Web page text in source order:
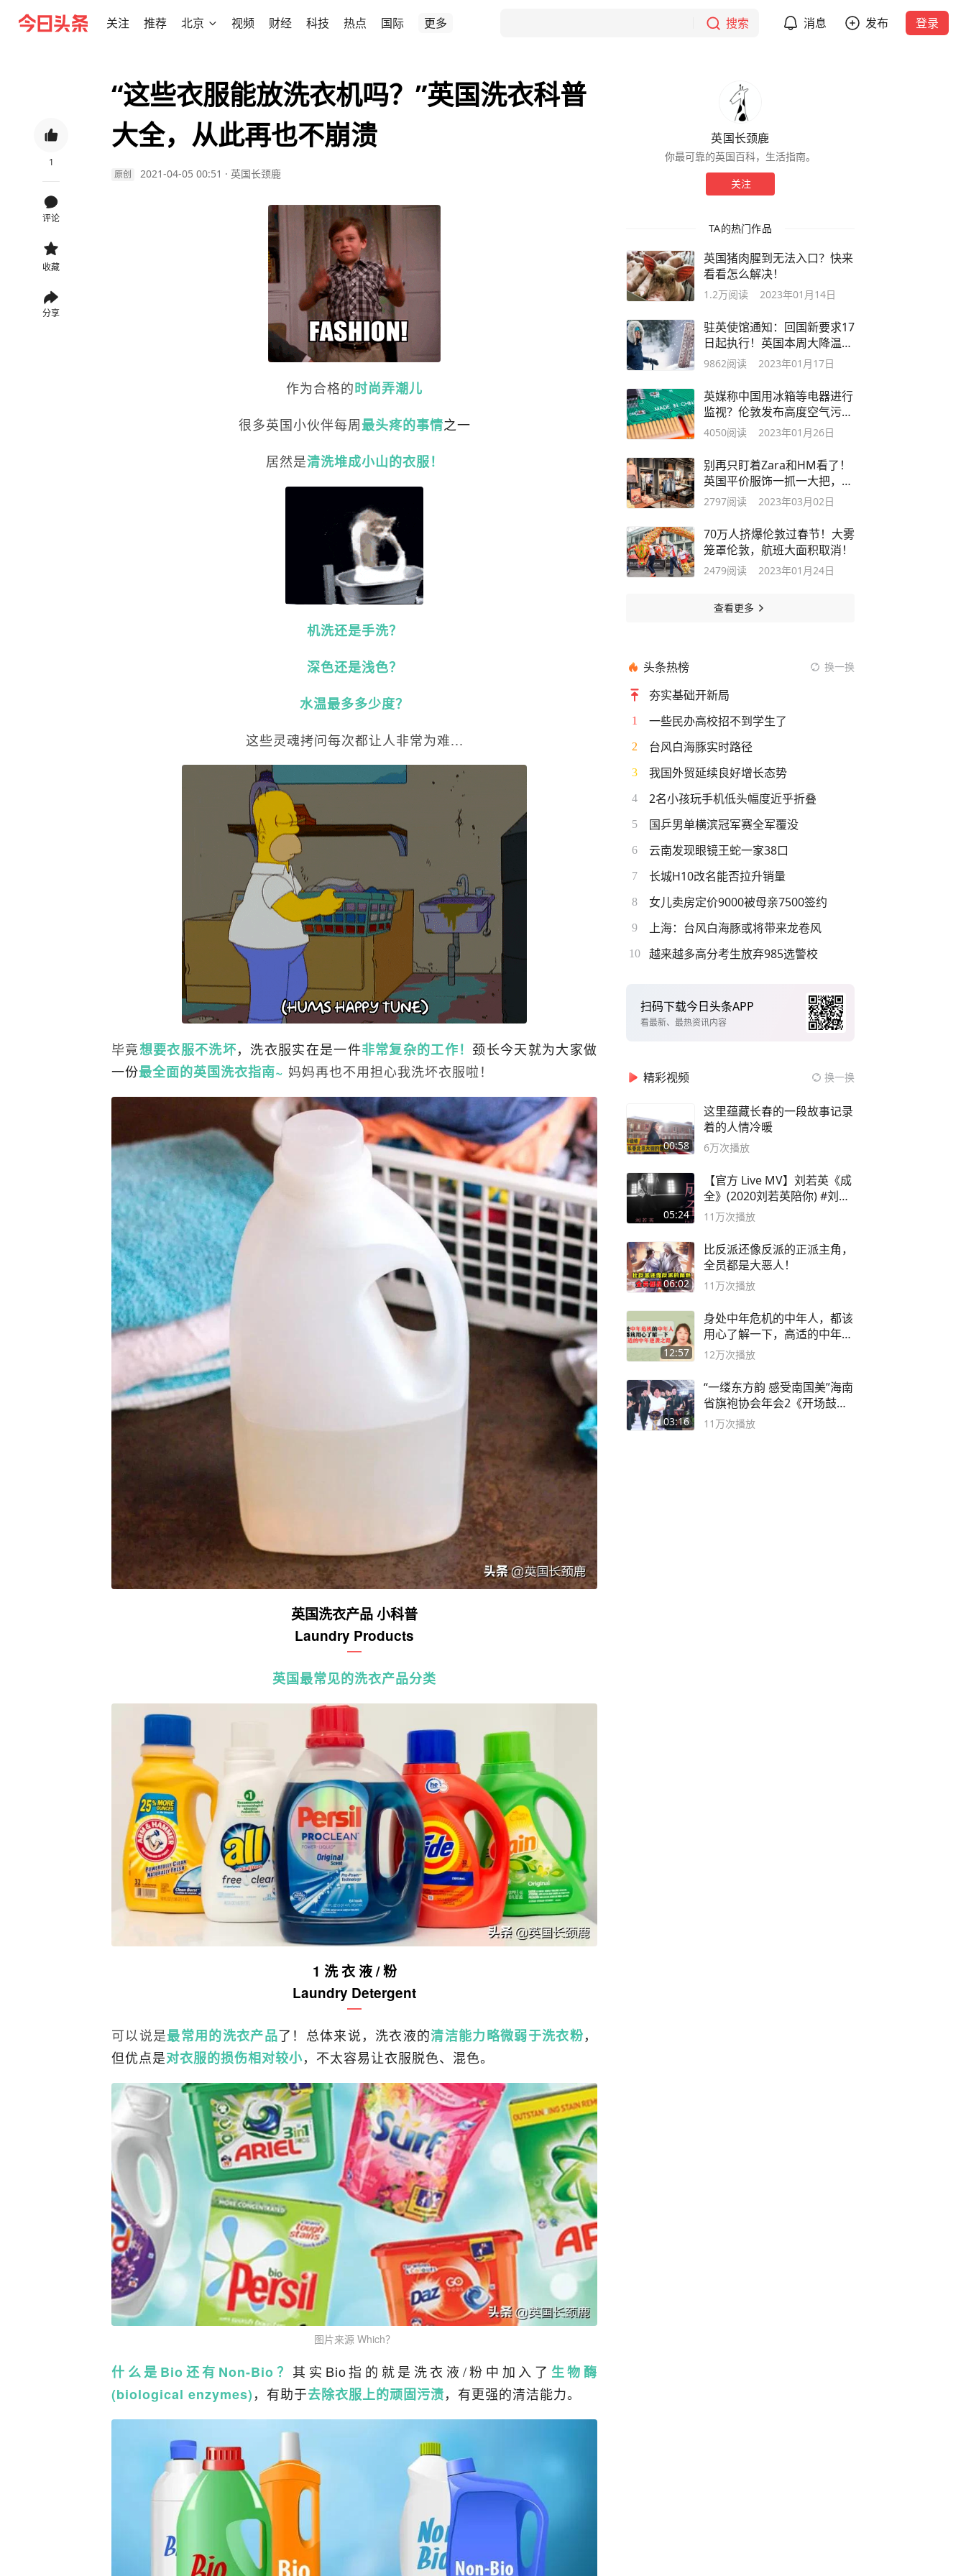
关注 推荐 北京 视频 财经 科技 热点 国际 更多 搜索 消息 发布 登录
1
评论
收藏
分享
“这些衣服能放洗衣机吗？”英国洗衣科普
大全，从此再也不崩溃
原创 2021-04-05 00:51 · 英国长颈鹿
作为合格的时尚弄潮儿
很多英国小伙伴每周最头疼的事情之一
居然是清洗堆成小山的衣服！
机洗还是手洗？
深色还是浅色？
水温最多多少度？
这些灵魂拷问每次都让人非常为难...
毕竟想要衣服不洗坏，洗衣服实在是一件非常复杂的工作！ 颈长今天就为大家做
一份最全面的英国洗衣指南~ 妈妈再也不用担心我洗坏衣服啦！
英国洗衣产品 小科普
Laundry Products
英国最常见的洗衣产品分类
1 洗 衣 液 / 粉
Laundry Detergent
可以说是最常用的洗衣产品了！总体来说，洗衣液的清洁能力略微弱于洗衣粉，
但优点是对衣服的损伤相对较小，不太容易让衣服脱色、混色。
图片来源 Which？
什么是Bio还有Non-Bio？ 其实Bio指的就是洗衣液/粉中加入了 生物酶
(biological enzymes)，有助于去除衣服上的顽固污渍，有更强的清洁能力。
英国长颈鹿
你最可靠的英国百科，生活指南。
关注
TA的热门作品
英国猪肉腥到无法入口？快来
看看怎么解决！
1.2万阅读 2023年01月14日
驻英使馆通知：回国新要求17
日起执行！英国本周大降温至
零下10度
9862阅读 2023年01月17日
英媒称中国用冰箱等电器进行
监视？伦敦发布高度空气污染
警报！
4050阅读 2023年01月26日
别再只盯着Zara和HM看了！
英国平价服饰一抓一大把，物
美价廉
2797阅读 2023年03月02日
70万人挤爆伦敦过春节！大雾
笼罩伦敦，航班大面积取消！
2479阅读 2023年01月24日
查看更多
头条热榜 换一换
夯实基础开新局
1 一些民办高校招不到学生了
2 台风白海豚实时路径
3 我国外贸延续良好增长态势
4 2名小孩玩手机低头幅度近乎折叠
5 国乒男单横滨冠军赛全军覆没
6 云南发现眼镜王蛇一家38口
7 长城H10改名能否拉升销量
8 女儿卖房定价9000被母亲7500签约
9 上海：台风白海豚或将带来龙卷风
10 越来越多高分考生放弃985选警校
扫码下载今日头条APP
看最新、最热资讯内容
精彩视频 换一换
00:58
这里蕴藏长春的一段故事记录
着的人情冷暖
6万次播放
05:24
【官方 Live MV】刘若英《成
全》(2020刘若英陪你) #刘若
英 #成全
11万次播放
06:02
比反派还像反派的正派主角，
全员都是大恶人！
11万次播放
12:57
身处中年危机的中年人，都该
用心了解一下，高适的中年逆
袭之路
12万次播放
03:16
“一缕东方韵 感受南国美”海南
省旗袍协会年会2《开场鼓》
二团
11万次播放